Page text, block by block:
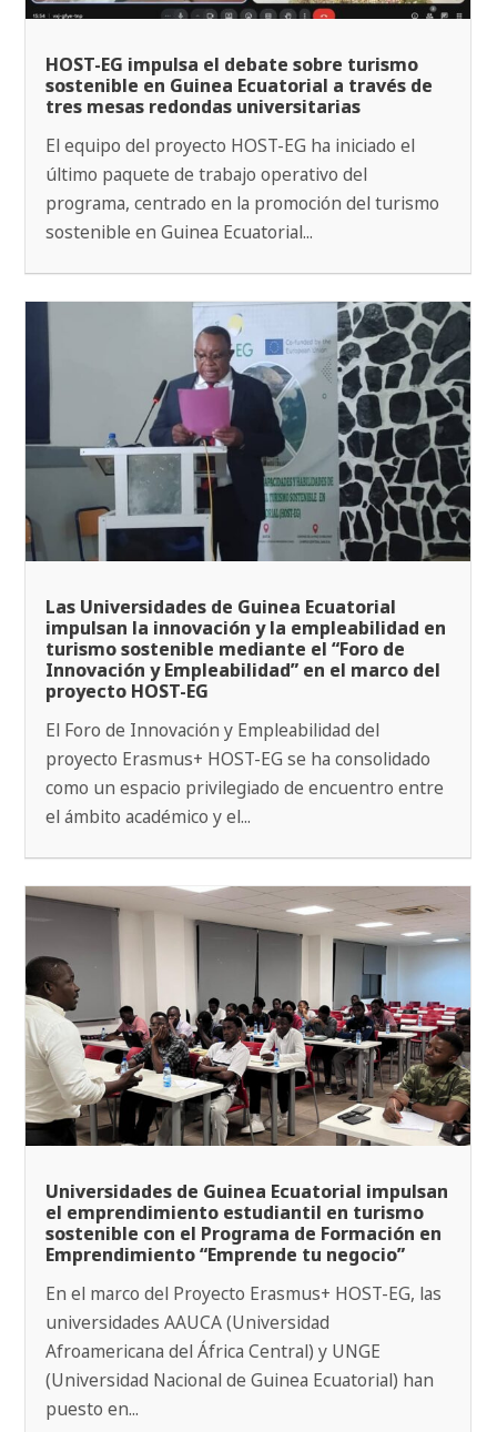
HOST-EG impulsa el debate sobre turismo
sostenible en Guinea Ecuatorial a través de
tres mesas redondas universitarias
El equipo del proyecto HOST-EG ha iniciado el
último paquete de trabajo operativo del
programa, centrado en la promoción del turismo
sostenible en Guinea Ecuatorial...
Las Universidades de Guinea Ecuatorial
impulsan la innovación y la empleabilidad en
turismo sostenible mediante el “Foro de
Innovación y Empleabilidad” en el marco del
proyecto HOST-EG
El Foro de Innovación y Empleabilidad del
proyecto Erasmus+ HOST-EG se ha consolidado
como un espacio privilegiado de encuentro entre
el ámbito académico y el...
Universidades de Guinea Ecuatorial impulsan
el emprendimiento estudiantil en turismo
sostenible con el Programa de Formación en
Emprendimiento “Emprende tu negocio”
En el marco del Proyecto Erasmus+ HOST-EG, las
universidades AAUCA (Universidad
Afroamericana del África Central) y UNGE
(Universidad Nacional de Guinea Ecuatorial) han
puesto en...